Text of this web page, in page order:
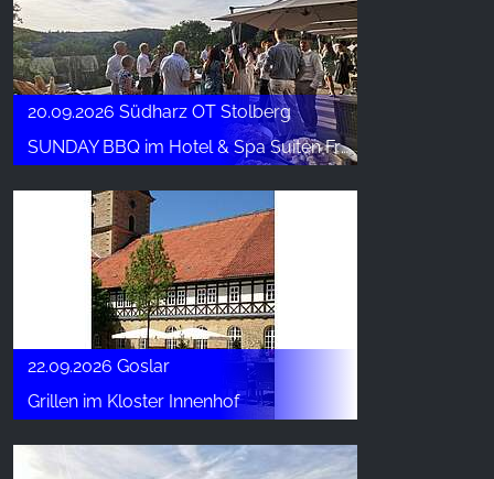
20.09.2026 Südharz OT Stolberg
SUNDAY BBQ im Hotel & Spa Suiten FreiWerk
22.09.2026 Goslar
Grillen im Kloster Innenhof